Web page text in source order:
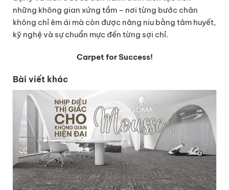
những không gian xứng tầm – nơi từng bước chân
không chỉ êm ái mà còn được nâng niu bằng tâm huyết,
kỹ nghệ và sự chuẩn mực đến từng sợi chỉ.
Carpet for Success!
Bài viết khác